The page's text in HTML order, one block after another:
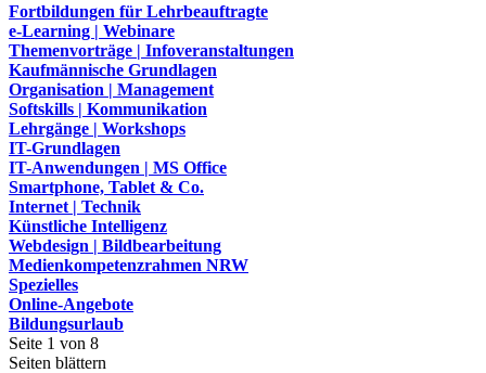
Fortbildungen für Lehrbeauftragte
e-Learning | Webinare
Themenvorträge | Infoveranstaltungen
Kaufmännische Grundlagen
Organisation | Management
Softskills | Kommunikation
Lehrgänge | Workshops
IT-Grundlagen
IT-Anwendungen | MS Office
Smartphone, Tablet & Co.
Internet | Technik
Künstliche Intelligenz
Webdesign | Bildbearbeitung
Medienkompetenzrahmen NRW
Spezielles
Online-Angebote
Bildungsurlaub
Seite 1 von 8
Seiten blättern